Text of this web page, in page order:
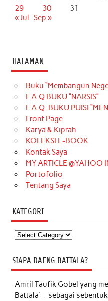
29
30
31
« Jul Sep »
HALAMAN
Buku “Membangun
F.A.Q BUKU “NARSIS”
F.A.Q. BUKU PUISI
Front Page
Karya & Kiprah
KOLEKSI E-BOOK
Kontak Saya
MY ARTICLE @YAHOO
Portofolio
Tentang Saya
KATEGORI
Kategori
SIAPA DAENG BATTALA?
Amril Taufik Gobelyang
Battala'-- sebagai